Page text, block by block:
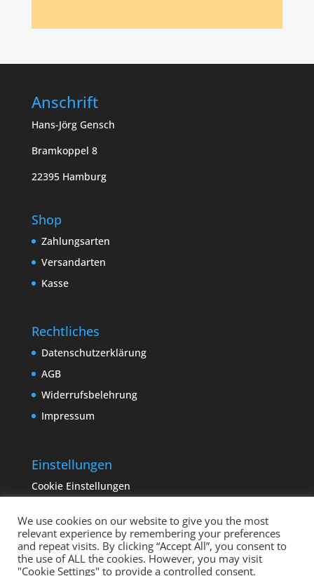
Anschrift
Hans-Jörg Gensch
Bramkoppel 8
22395 Hamburg
Shop
Zahlungsarten
Versandarten
Kasse
Rechtliches
Datenschutzerklärung
AGB
Widerrufsbelehrung
Impressum
Einstellungen
Cookie Einstellungen
We use cookies on our website to give you the most
relevant experience by remembering your preferences
and repeat visits. By clicking “Accept All”, you consent to
the use of ALL the cookies. However, you may visit
"Cookie Settings" to provide a controlled consent.